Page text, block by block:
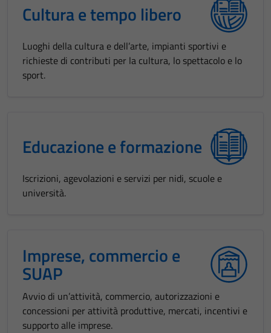
Cultura e tempo libero
Luoghi della cultura e dell’arte, impianti sportivi e
richieste di contributi per la cultura, lo spettacolo e lo
sport.
Educazione e formazione
Iscrizioni, agevolazioni e servizi per nidi, scuole e
università.
Imprese, commercio e
SUAP
Avvio di un’attività, commercio, autorizzazioni e
concessioni per attività produttive, mercati, incentivi e
supporto alle imprese.